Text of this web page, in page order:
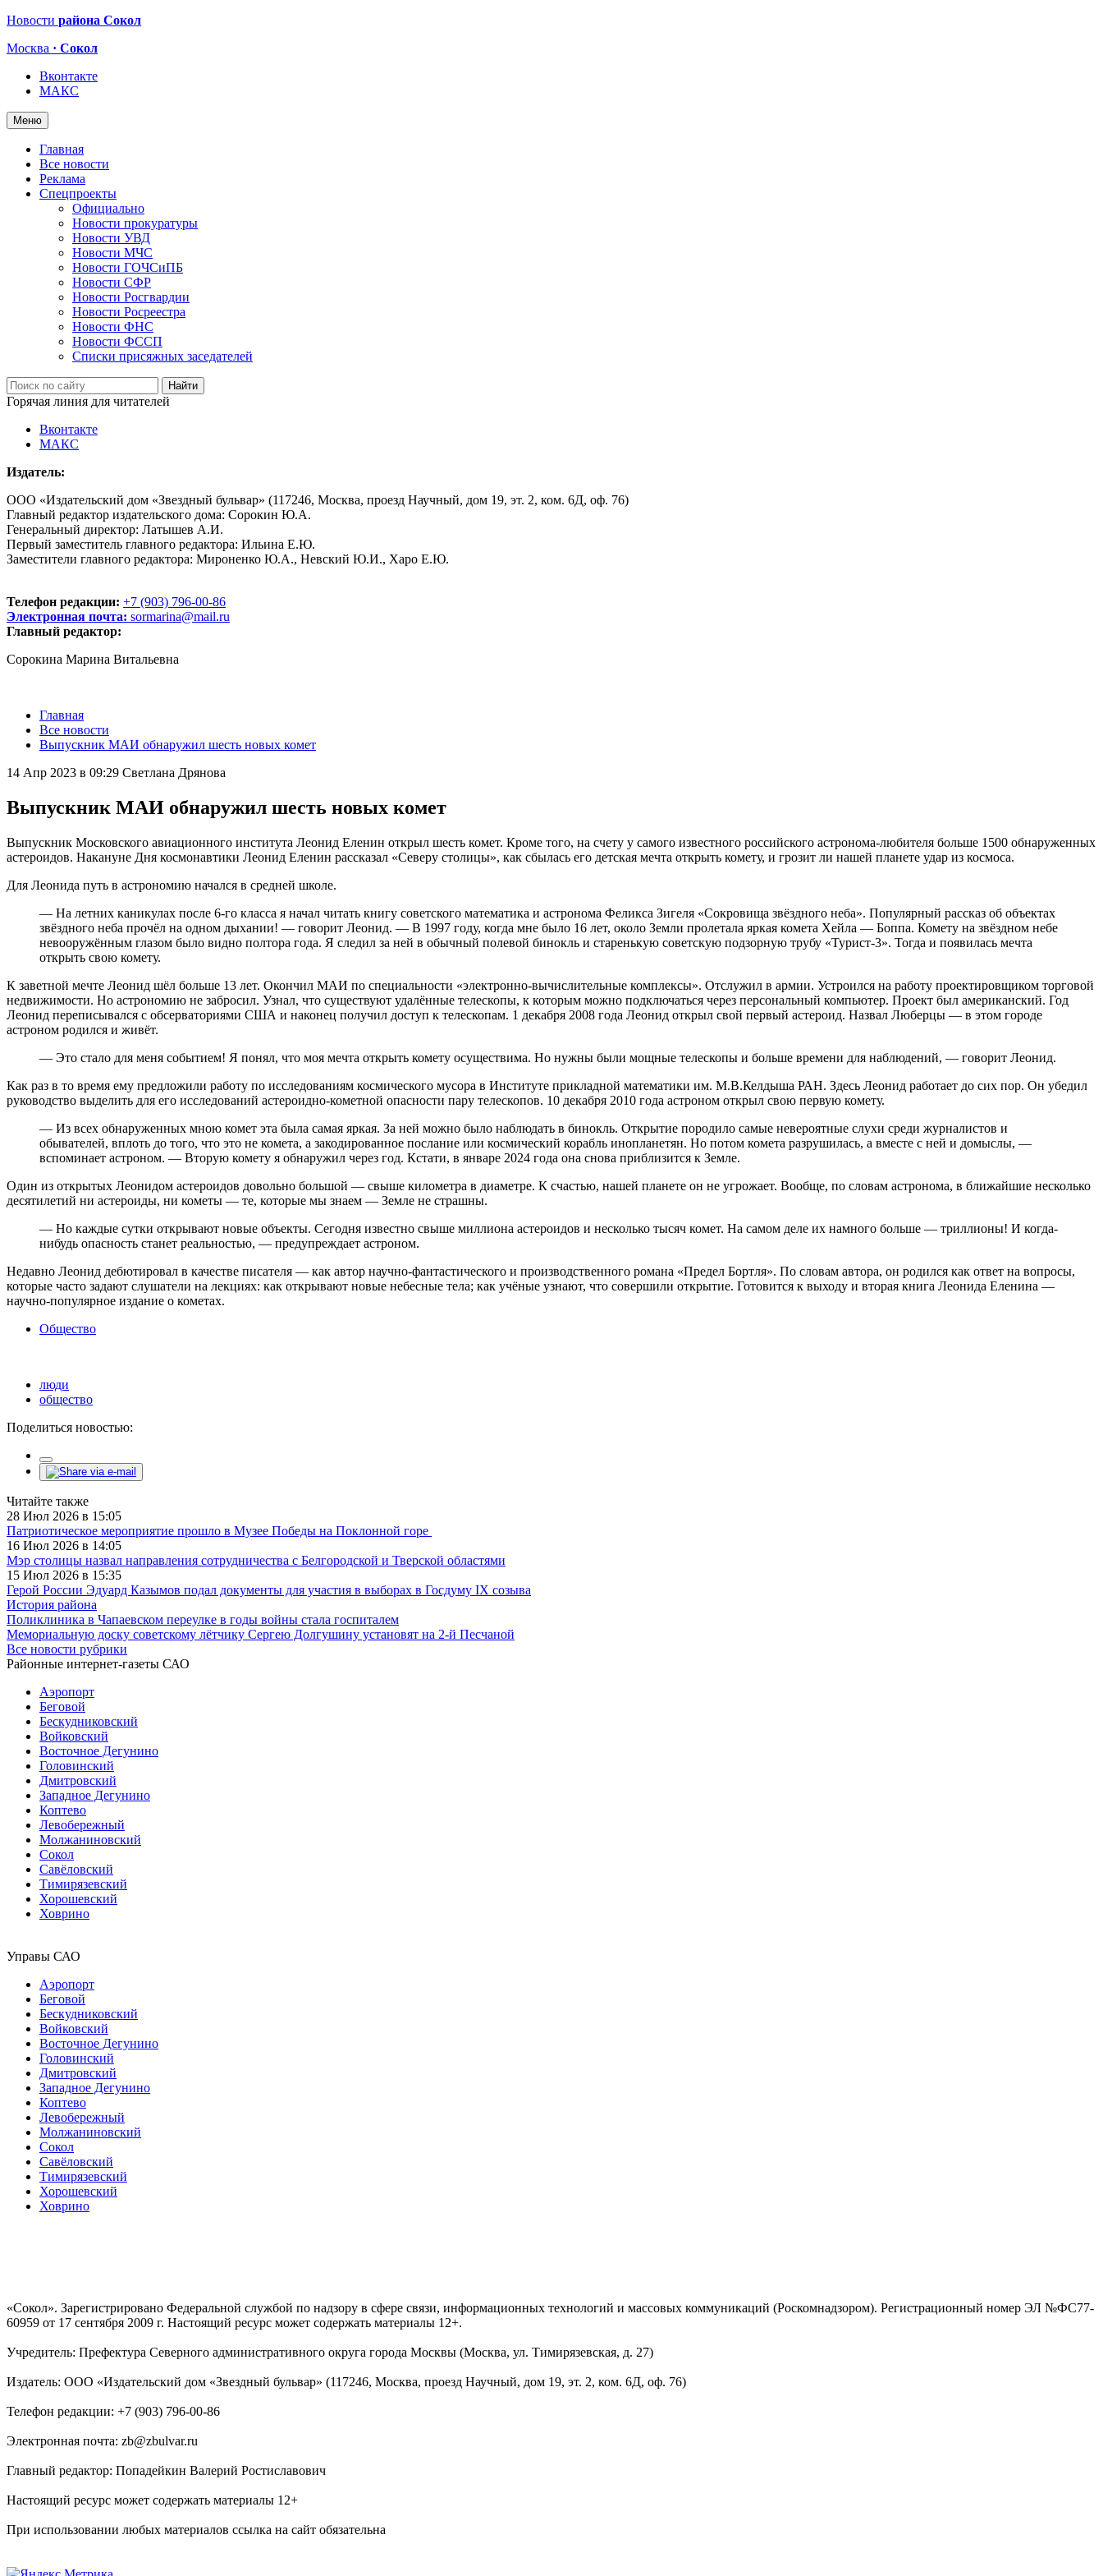
Новости района Сокол
Москва · Сокол
Вконтакте
МАКС
Меню
Главная
Все новости
Реклама
Спецпроекты
Официально
Новости прокуратуры
Новости УВД
Новости МЧС
Новости ГОЧСиПБ
Новости СФР
Новости Росгвардии
Новости Росреестра
Новости ФНС
Новости ФССП
Списки присяжных заседателей
Горячая линия для читателей
Вконтакте
МАКС
Издатель:
ООО «Издательский дом «Звездный бульвар» (117246, Москва, проезд Научный, дом 19, эт. 2, ком. 6Д, оф. 76)
Главный редактор издательского дома: Сорокин Ю.А.
Генеральный директор: Латышев А.И.
Первый заместитель главного редактора: Ильина Е.Ю.
Заместители главного редактора: Мироненко Ю.А., Невский Ю.И., Харо Е.Ю.
Телефон редакции: +7 (903) 796-00-86
Электронная почта: sormarina@mail.ru
Главный редактор:
Сорокина Марина Витальевна
Главная
Все новости
Выпускник МАИ обнаружил шесть новых комет
14 Апр 2023 в 09:29 Светлана Дрянова
Выпускник МАИ обнаружил шесть новых комет
Выпускник Московского авиационного института Леонид Еленин открыл шесть комет. Кроме того, на счету у самого известного российского астронома-любителя больше 1500 обнаруженных
астероидов. Накануне Дня космонавтики Леонид Еленин рассказал «Северу столицы», как сбылась его детская мечта открыть комету, и грозит ли нашей планете удар из космоса.
Для Леонида путь в астрономию начался в средней школе.
— На летних каникулах после 6-го класса я начал читать книгу советского математика и астронома Феликса Зигеля «Сокровища звёздного неба». Популярный рассказ об объектах
звёздного неба прочёл на одном дыхании! — говорит Леонид. — В 1997 году, когда мне было 16 лет, около Земли пролетала яркая комета Хейла — Боппа. Комету на звёздном небе
невооружённым глазом было видно полтора года. Я следил за ней в обычный полевой бинокль и старенькую советскую подзорную трубу «Турист-3». Тогда и появилась мечта
открыть свою комету.
К заветной мечте Леонид шёл больше 13 лет. Окончил МАИ по специальности «электронно-вычислительные комплексы». Отслужил в армии. Устроился на работу проектировщиком торговой
недвижимости. Но астрономию не забросил. Узнал, что существуют удалённые телескопы, к которым можно подключаться через персональный компьютер. Проект был американский. Год
Леонид переписывался с обсерваториями США и наконец получил доступ к телескопам. 1 декабря 2008 года Леонид открыл свой первый астероид. Назвал Люберцы — в этом городе
астроном родился и живёт.
— Это стало для меня событием! Я понял, что моя мечта открыть комету осуществима. Но нужны были мощные телескопы и больше времени для наблюдений, — говорит Леонид.
Как раз в то время ему предложили работу по исследованиям космического мусора в Институте прикладной математики им. М.В.Келдыша РАН. Здесь Леонид работает до сих пор. Он убедил
руководство выделить для его исследований астероидно-кометной опасности пару телескопов. 10 декабря 2010 года астроном открыл свою первую комету.
— Из всех обнаруженных мною комет эта была самая яркая. За ней можно было наблюдать в бинокль. Открытие породило самые невероятные слухи среди журналистов и
обывателей, вплоть до того, что это не комета, а закодированное послание или космический корабль инопланетян. Но потом комета разрушилась, а вместе с ней и домыслы, —
вспоминает астроном. — Вторую комету я обнаружил через год. Кстати, в январе 2024 года она снова приблизится к Земле.
Один из открытых Леонидом астероидов довольно большой — свыше километра в диаметре. К счастью, нашей планете он не угрожает. Вообще, по словам астронома, в ближайшие несколько
десятилетий ни астероиды, ни кометы — те, которые мы знаем — Земле не страшны.
— Но каждые сутки открывают новые объекты. Сегодня известно свыше миллиона астероидов и несколько тысяч комет. На самом деле их намного больше — триллионы! И когда-
нибудь опасность станет реальностью, — предупреждает астроном.
Недавно Леонид дебютировал в качестве писателя — как автор научно-фантастического и производственного романа «Предел Бортля». По словам автора, он родился как ответ на вопросы,
которые часто задают слушатели на лекциях: как открывают новые небесные тела; как учёные узнают, что совершили открытие. Готовится к выходу и вторая книга Леонида Еленина —
научно-популярное издание о кометах.
Общество
люди
общество
Поделиться новостью:
Читайте также
28 Июл 2026 в 15:05
Патриотическое мероприятие прошло в Музее Победы на Поклонной горе
16 Июл 2026 в 14:05
Мэр столицы назвал направления сотрудничества с Белгородской и Тверской областями
15 Июл 2026 в 15:35
Герой России Эдуард Казымов подал документы для участия в выборах в Госдуму IX созыва
История района
Поликлиника в Чапаевском переулке в годы войны стала госпиталем
Мемориальную доску советскому лётчику Сергею Долгушину установят на 2-й Песчаной
Все новости рубрики
Районные интернет-газеты САО
Аэропорт
Беговой
Бескудниковский
Войковский
Восточное Дегунино
Головинский
Дмитровский
Западное Дегунино
Коптево
Левобережный
Молжаниновский
Сокол
Савёловский
Тимирязевский
Хорошевский
Ховрино
Управы САО
Аэропорт
Беговой
Бескудниковский
Войковский
Восточное Дегунино
Головинский
Дмитровский
Западное Дегунино
Коптево
Левобережный
Молжаниновский
Сокол
Савёловский
Тимирязевский
Хорошевский
Ховрино
«Сокол». Зарегистрировано Федеральной службой по надзору в сфере связи, информационных технологий и массовых коммуникаций (Роскомнадзором). Регистрационный номер ЭЛ №ФС77-
60959 от 17 сентября 2009 г. Настоящий ресурс может содержать материалы 12+.
Учредитель: Префектура Северного административного округа города Москвы (Москва, ул. Тимирязевская, д. 27)
Издатель: ООО «Издательский дом «Звездный бульвар» (117246, Москва, проезд Научный, дом 19, эт. 2, ком. 6Д, оф. 76)
Телефон редакции: +7 (903) 796-00-86
Электронная почта: zb@zbulvar.ru
Главный редактор: Попадейкин Валерий Ростиславович
Настоящий ресурс может содержать материалы 12+
При использовании любых материалов ссылка на сайт обязательна